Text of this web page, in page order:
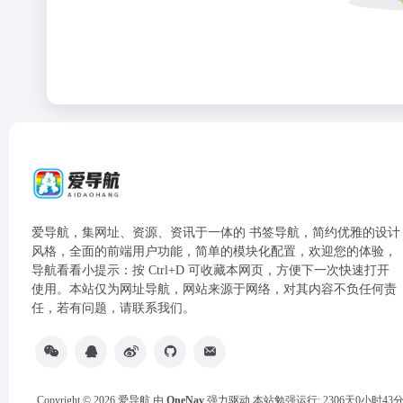
爱导航，集网址、资源、资讯于一体的 书签导航，简约优雅的设计
风格，全面的前端用户功能，简单的模块化配置，欢迎您的体验，
导航看看小提示：按 Ctrl+D 可收藏本网页，方便下一次快速打开
使用。本站仅为网址导航，网站来源于网络，对其内容不负任何责
任，若有问题，请联系我们。
Copyright © 2026 爱导航 由 OneNav 强力驱动 本站勉强运行: 2306天0小时43